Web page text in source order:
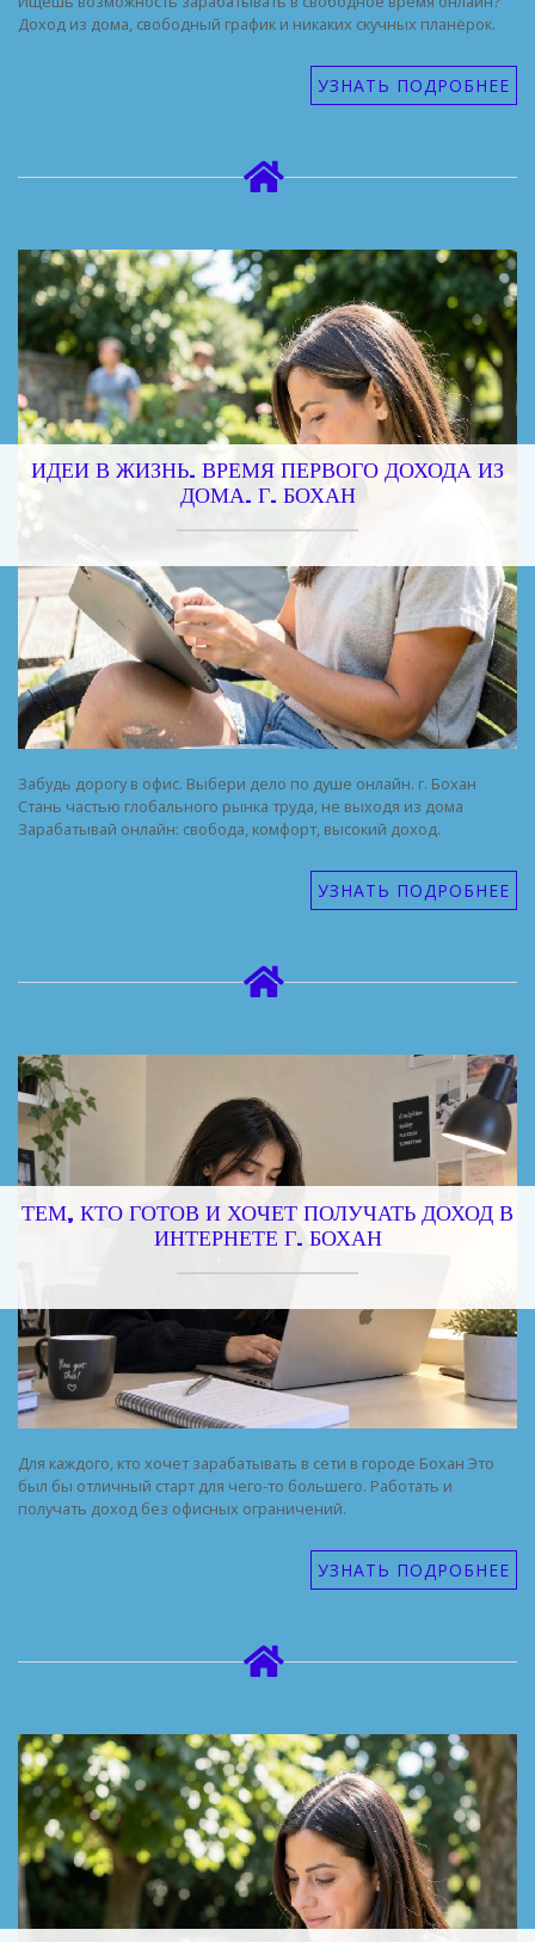
Доход из дома, свободный график и никаких скучных планёрок.
УЗНАТЬ ПОДРОБНЕЕ
ИДЕИ В ЖИЗНЬ. ВРЕМЯ ПЕРВОГО ДОХОДА ИЗ
ДОМА. Г. БОХАН
Забудь дорогу в офис. Выбери дело по душе онлайн. г. Бохан
Стань частью глобального рынка труда, не выходя из дома
Зарабатывай онлайн: свобода, комфорт, высокий доход.
УЗНАТЬ ПОДРОБНЕЕ
ТЕМ, КТО ГОТОВ И ХОЧЕТ ПОЛУЧАТЬ ДОХОД В
ИНТЕРНЕТЕ Г. БОХАН
Для каждого, кто хочет зарабатывать в сети в городе Бохан Это
был бы отличный старт для чего-то большего. Работать и
получать доход без офисных ограничений.
УЗНАТЬ ПОДРОБНЕЕ